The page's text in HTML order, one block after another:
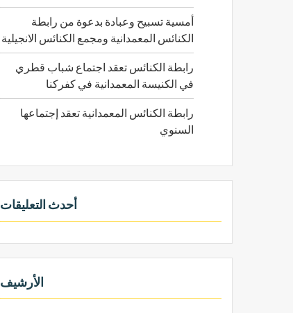
أمسية تسبيح وعبادة بدعوة من رابطة
الكنائس المعمدانية ومجمع الكنائس الانجيلية
رابطة الكنائس تعقد اجتماع شباب قطري
في الكنيسة المعمدانية في كفركنا
رابطة الكنائس المعمدانية تعقد إجتماعها
السنوي
أحدث التعليقات
الأرشيف